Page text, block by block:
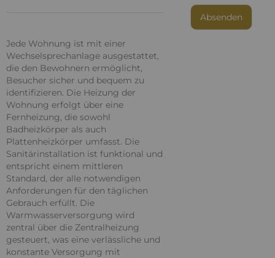
Jede Wohnung ist mit einer
Wechselsprechanlage ausgestattet,
die den Bewohnern ermöglicht,
Besucher sicher und bequem zu
identifizieren. Die Heizung der
Wohnung erfolgt über eine
Fernheizung, die sowohl
Badheizkörper als auch
Plattenheizkörper umfasst. Die
Sanitärinstallation ist funktional und
entspricht einem mittleren
Standard, der alle notwendigen
Anforderungen für den täglichen
Gebrauch erfüllt. Die
Warmwasserversorgung wird
zentral über die Zentralheizung
gesteuert, was eine verlässliche und
konstante Versorgung mit